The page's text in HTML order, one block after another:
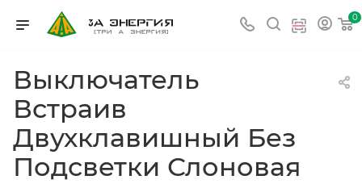
0
Выключатель
Встраив
Двухклавишный Без
Подсветки Слоновая